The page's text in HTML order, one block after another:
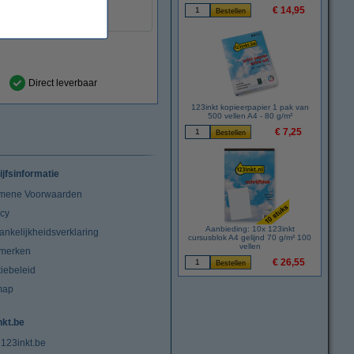
Direct leverbaar
€ 14,95
123inkt kopieerpapier 1 pak van
500 vellen A4 - 80 g/m²
€ 7,25
Aanbieding: 10x 123inkt
cursusblok A4 gelijnd 70 g/m² 100
vellen
€ 26,55
Voorwaarden